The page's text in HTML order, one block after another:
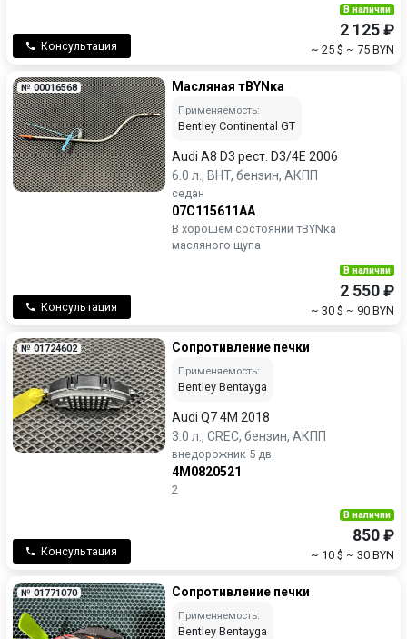
Консультация
В наличии
2 125 ₽
~ 25 $ ~ 75 BYN
№ 00016568 Масляная тBYNка
Применяемость:
Bentley Continental GT
Audi A8 D3 рест. D3/4E 2006
6.0 л., BHT, бензин, АКПП
седан
07C115611AA
В хорошем состоянии тBYNка
масляного щупа
Консультация
В наличии
2 550 ₽
~ 30 $ ~ 90 BYN
№ 01724602 Сопротивление печки
Применяемость:
Bentley Bentayga
Audi Q7 4M 2018
3.0 л., CREC, бензин, АКПП
внедорожник 5 дв.
4M0820521
2
Консультация
В наличии
850 ₽
~ 10 $ ~ 30 BYN
№ 01771070 Сопротивление печки
Применяемость:
Bentley Bentayga